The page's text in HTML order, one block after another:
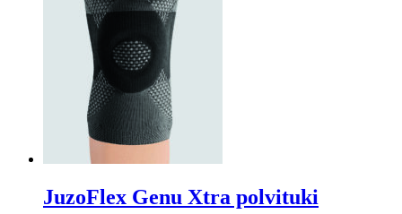
JuzoFlex Genu Xtra polvituki